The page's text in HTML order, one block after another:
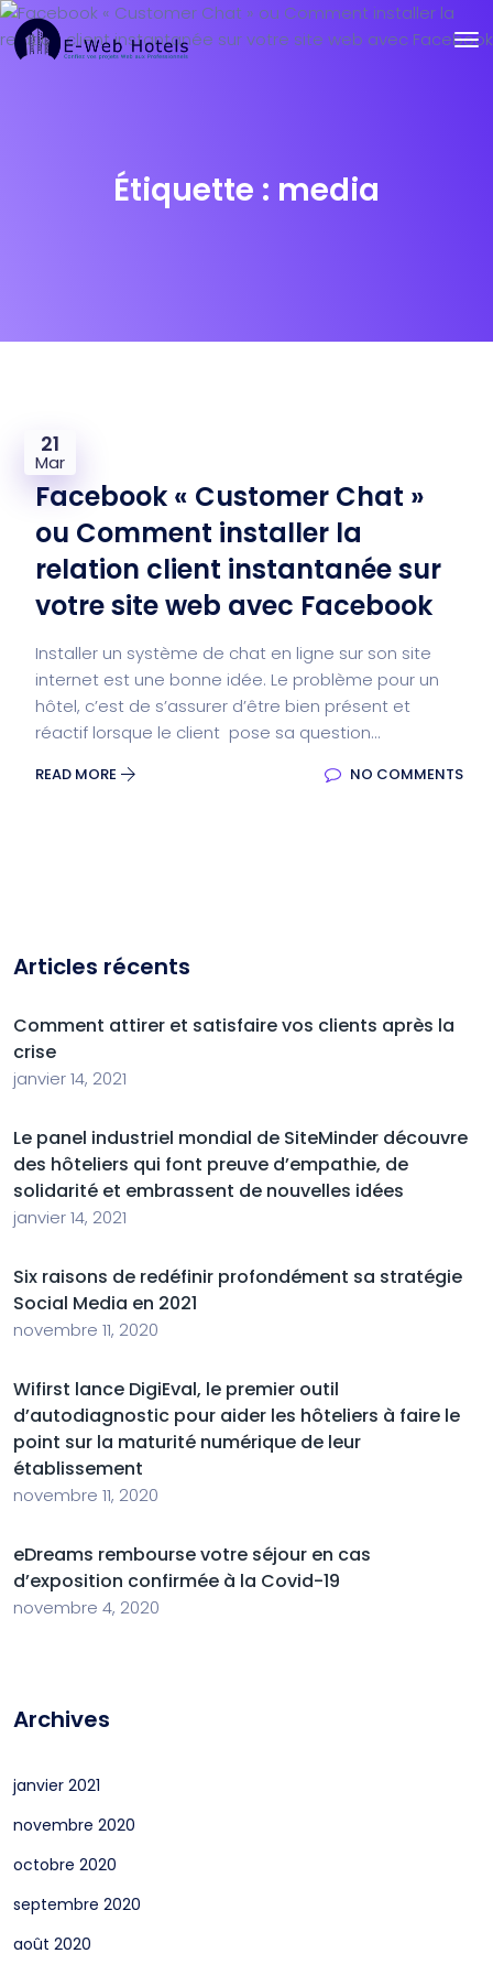
Étiquette : media
21
Mar
Facebook « Customer Chat »
ou Comment installer la
relation client instantanée sur
votre site web avec Facebook
Installer un système de chat en ligne sur son site
internet est une bonne idée. Le problème pour un
hôtel, c’est de s’assurer d’être bien présent et
réactif lorsque le client pose sa question...
READ MORE NO COMMENTS
Articles récents
Comment attirer et satisfaire vos clients après la
crise
janvier 14, 2021
Le panel industriel mondial de SiteMinder découvre
des hôteliers qui font preuve d’empathie, de
solidarité et embrassent de nouvelles idées
janvier 14, 2021
Six raisons de redéfinir profondément sa stratégie
Social Media en 2021
novembre 11, 2020
Wifirst lance DigiEval, le premier outil
d’autodiagnostic pour aider les hôteliers à faire le
point sur la maturité numérique de leur
établissement
novembre 11, 2020
eDreams rembourse votre séjour en cas
d’exposition confirmée à la Covid-19
novembre 4, 2020
Archives
janvier 2021
novembre 2020
octobre 2020
septembre 2020
août 2020